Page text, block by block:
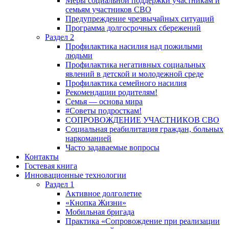
семьям участников СВО
Предупреждение чрезвычайных ситуаций
Программа долгосрочных сбережений
Раздел 2
Профилактика насилия над пожилыми
людьми
Профилактика негативных социальных
явлений в детской и молодежной среде
Профилактика семейного насилия
Рекомендации родителям!
Семья — основа мира
#Советы подросткам!
СОПРОВОЖДЕНИЕ УЧАСТНИКОВ СВО
Социальная реабилитация граждан, больных
наркоманией
Часто задаваемые вопросы
Контакты
Гостевая книга
Инновационные технологии
Раздел 1
Активное долголетие
«Кнопка Жизни»
Мобильная бригада
Практика «Сопровождение при реализации